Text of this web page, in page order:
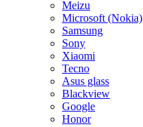
Meizu
Microsoft (Nokia)
Samsung
Sony
Xiaomi
Tecno
Asus glass
Blackview
Google
Honor